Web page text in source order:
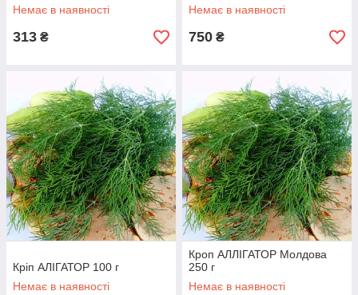
Немає в наявності
313 ₴
Немає в наявності
750 ₴
Кріп АЛІГАТОР 100 г
Немає в наявності
Кроп АЛЛІГАТОР Молдова
250 г
Немає в наявності